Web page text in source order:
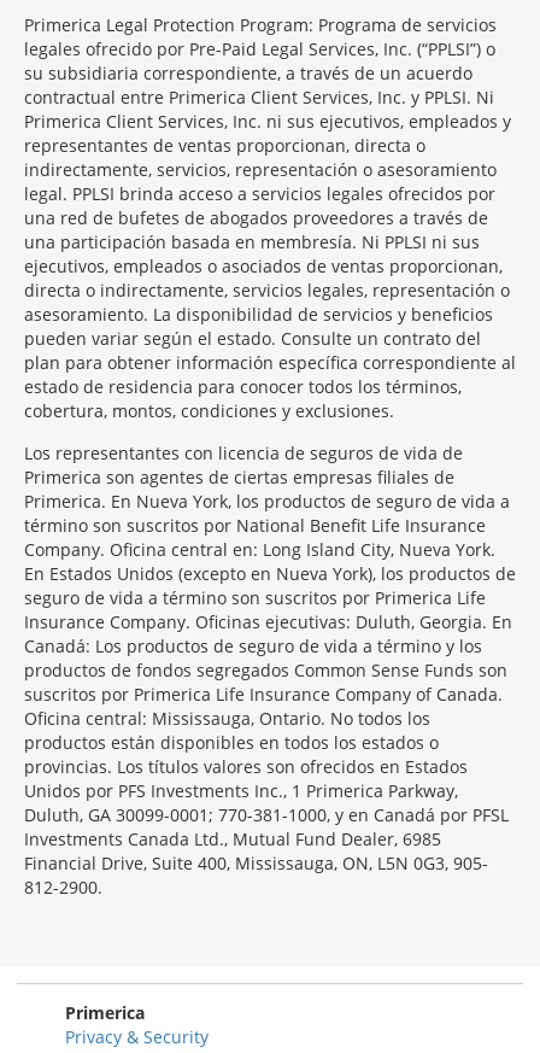
Primerica Legal Protection Program: Programa de servicios
legales ofrecido por Pre-Paid Legal Services, Inc. (“PPLSI”) o
su subsidiaria correspondiente, a través de un acuerdo
contractual entre Primerica Client Services, Inc. y PPLSI. Ni
Primerica Client Services, Inc. ni sus ejecutivos, empleados y
representantes de ventas proporcionan, directa o
indirectamente, servicios, representación o asesoramiento
legal. PPLSI brinda acceso a servicios legales ofrecidos por
una red de bufetes de abogados proveedores a través de
una participación basada en membresía. Ni PPLSI ni sus
ejecutivos, empleados o asociados de ventas proporcionan,
directa o indirectamente, servicios legales, representación o
asesoramiento. La disponibilidad de servicios y beneficios
pueden variar según el estado. Consulte un contrato del
plan para obtener información específica correspondiente al
estado de residencia para conocer todos los términos,
cobertura, montos, condiciones y exclusiones.
Morgage
Disclosures
Section
Los representantes con licencia de seguros de vida de
Primerica son agentes de ciertas empresas filiales de
Primerica. En Nueva York, los productos de seguro de vida a
término son suscritos por National Benefit Life Insurance
Company. Oficina central en: Long Island City, Nueva York.
En Estados Unidos (excepto en Nueva York), los productos de
seguro de vida a término son suscritos por Primerica Life
Insurance Company. Oficinas ejecutivas: Duluth, Georgia. En
Canadá: Los productos de seguro de vida a término y los
productos de fondos segregados Common Sense Funds son
suscritos por Primerica Life Insurance Company of Canada.
Oficina central: Mississauga, Ontario. No todos los
productos están disponibles en todos los estados o
provincias. Los títulos valores son ofrecidos en Estados
Unidos por PFS Investments Inc., 1 Primerica Parkway,
Duluth, GA 30099-0001; 770-381-1000, y en Canadá por PFSL
Investments Canada Ltd., Mutual Fund Dealer, 6985
Financial Drive, Suite 400, Mississauga, ON, L5N 0G3, 905-
812-2900.
Primerica
Privacy & Security